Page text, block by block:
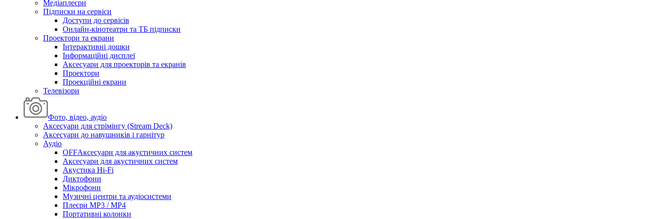
Медіаплеєри
Підписки на сервіси
Доступи до сервісів
Онлайн-кінотеатри та ТБ підписки
Проектори та екрани
Інтерактивні дошки
Інформаційні дисплеї
Аксесуари для проекторів та екранів
Проектори
Проекційні екрани
Телевізори
Фото, відео, аудіо
Аксесуари для стрімінгу (Stream Deck)
Аксесуари до навушників і гарнітур
Аудіо
OFFАксесуари для акустичних систем
Аксесуари для акустичних систем
Акустика Hi-Fi
Диктофони
Мікрофони
Музичні центри та аудіосистеми
Плеєри MP3 / MP4
Портативні колонки